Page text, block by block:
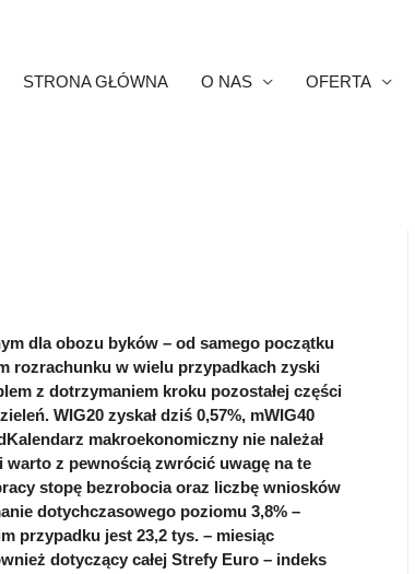
STRONA GŁÓWNA
O NAS OFERTA
dla obozu byków – od samego początku
rozrachunku w wielu przypadkach zyski
z dotrzymaniem kroku pozostałej części
WIG20 zyskał dziś 0,57%, mWIG40
makroekonomiczny nie należał
z pewnością zwrócić uwagę na te
stopę bezrobocia oraz liczbę wniosków
dotychczasowego poziomu 3,8% –
przypadku jest 23,2 tys. – miesiąc
dotyczący całej Strefy Euro – indeks